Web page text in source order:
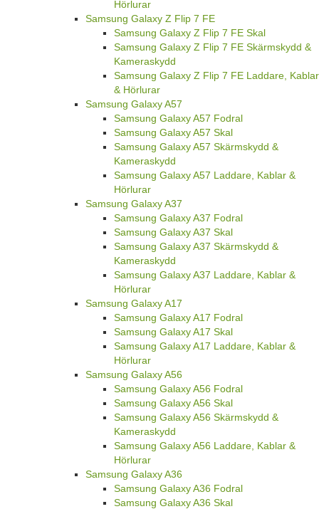
Hörlurar
Samsung Galaxy Z Flip 7 FE
Samsung Galaxy Z Flip 7 FE Skal
Samsung Galaxy Z Flip 7 FE Skärmskydd &
Kameraskydd
Samsung Galaxy Z Flip 7 FE Laddare, Kablar
& Hörlurar
Samsung Galaxy A57
Samsung Galaxy A57 Fodral
Samsung Galaxy A57 Skal
Samsung Galaxy A57 Skärmskydd &
Kameraskydd
Samsung Galaxy A57 Laddare, Kablar &
Hörlurar
Samsung Galaxy A37
Samsung Galaxy A37 Fodral
Samsung Galaxy A37 Skal
Samsung Galaxy A37 Skärmskydd &
Kameraskydd
Samsung Galaxy A37 Laddare, Kablar &
Hörlurar
Samsung Galaxy A17
Samsung Galaxy A17 Fodral
Samsung Galaxy A17 Skal
Samsung Galaxy A17 Laddare, Kablar &
Hörlurar
Samsung Galaxy A56
Samsung Galaxy A56 Fodral
Samsung Galaxy A56 Skal
Samsung Galaxy A56 Skärmskydd &
Kameraskydd
Samsung Galaxy A56 Laddare, Kablar &
Hörlurar
Samsung Galaxy A36
Samsung Galaxy A36 Fodral
Samsung Galaxy A36 Skal